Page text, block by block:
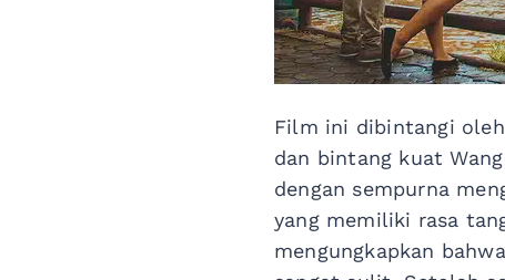
Film ini dibintangi
dan bintang kuat
dengan sempurna
yang memiliki rasa
mengungkapkan